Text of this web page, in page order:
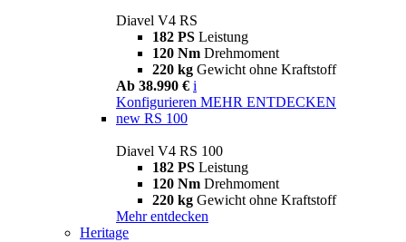
Diavel V4 RS
182 PS Leistung
120 Nm Drehmoment
220 kg Gewicht ohne Kraftstoff
Ab 38.990 € i
Konfigurieren MEHR ENTDECKEN
new RS 100
Diavel V4 RS 100
182 PS Leistung
120 Nm Drehmoment
220 kg Gewicht ohne Kraftstoff
Mehr entdecken
Heritage